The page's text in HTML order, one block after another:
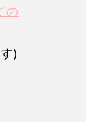
の
)